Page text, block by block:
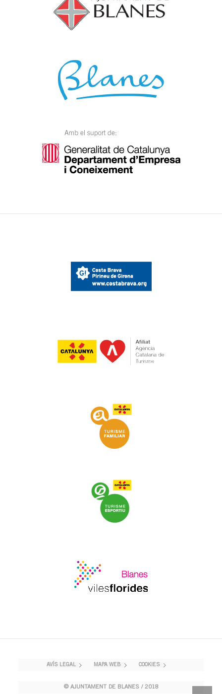
AVÍS LEGAL MAPA WEB COOKIES
© AJUNTAMENT DE BLANES / 2018